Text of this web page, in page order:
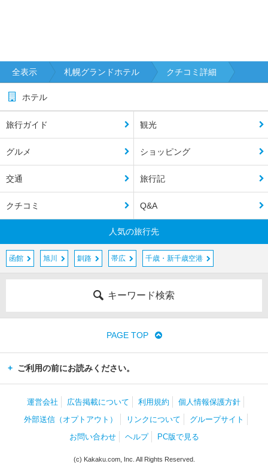
全表示 札幌グランドホテル クチコミ詳細
ホテル
旅行ガイド 観光
グルメ ショッピング
交通 旅行記
クチコミ Q&A
人気の旅行先
函館 旭川 釧路 帯広 千歳・新千歳空港
キーワード検索
PAGE TOP
ご利用の前にお読みください。
運営会社 広告掲載について 利用規約
個人情報保護方針
外部送信（オプトアウト）
リンクについて
グループサイト
お問い合わせ
ヘルプ PC版で見る
(c) Kakaku.com, Inc. All Rights Reserved.